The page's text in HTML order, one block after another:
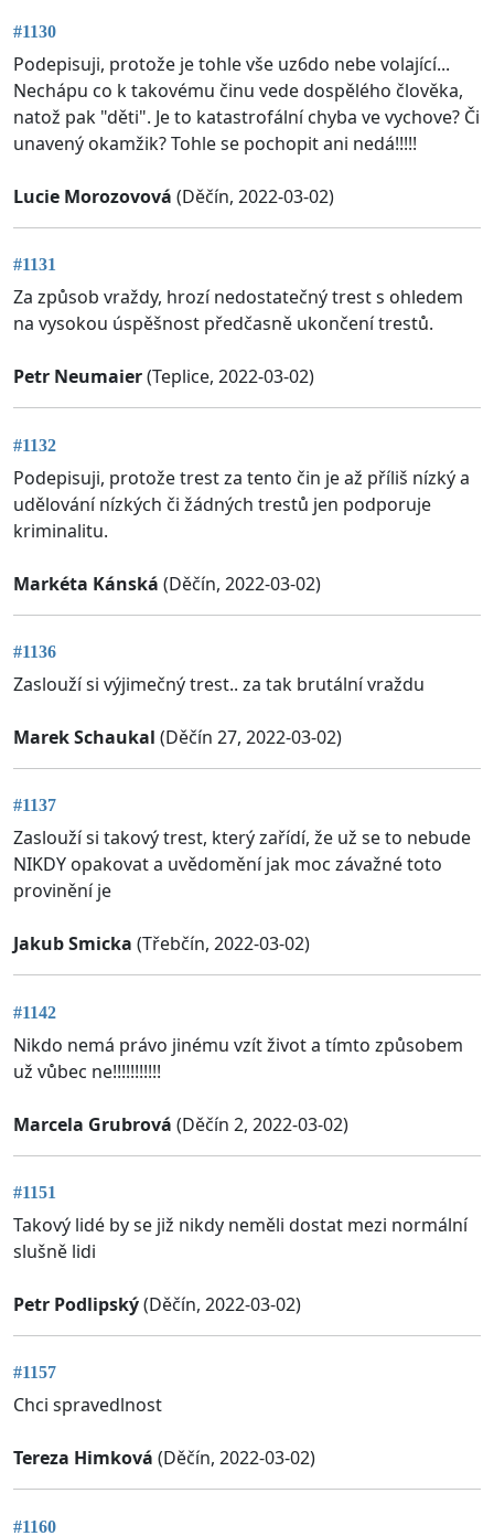
#1130
Podepisuji, protože je tohle vše uz6do nebe volající...
Nechápu co k takovému činu vede dospělého člověka,
natož pak "děti". Je to katastrofální chyba ve vychove? Či
unavený okamžik? Tohle se pochopit ani nedá!!!!!
Lucie Morozovová (Děčín, 2022-03-02)
#1131
Za způsob vraždy, hrozí nedostatečný trest s ohledem
na vysokou úspěšnost předčasně ukončení trestů.
Petr Neumaier(Teplice, 2022-03-02)
#1132
Podepisuji, protože trest za tento čin je až příliš nízký a
udělování nízkých či žádných trestů jen podporuje
kriminalitu.
Markéta Kánská (Děčín, 2022-03-02)
#1136
Zaslouží si výjimečný trest.. za tak brutální vraždu
Marek Schaukal (Děčín 27, 2022-03-02)
#1137
Zaslouží si takový trest, který zařídí, že už se to nebude
NIKDY opakovat a uvědomění jak moc závažné toto
provinění je
Jakub Smicka (Třebčín, 2022-03-02)
#1142
Nikdo nemá právo jinému vzít život a tímto způsobem
už vůbec ne!!!!!!!!!!!
Marcela Grubrová (Děčín 2, 2022-03-02)
#1151
Takový lidé by se již nikdy neměli dostat mezi normální
slušně lidi
Petr Podlipský(Děčín, 2022-03-02)
#1157
Chci spravedlnost
Tereza Himková (Děčín, 2022-03-02)
#1160